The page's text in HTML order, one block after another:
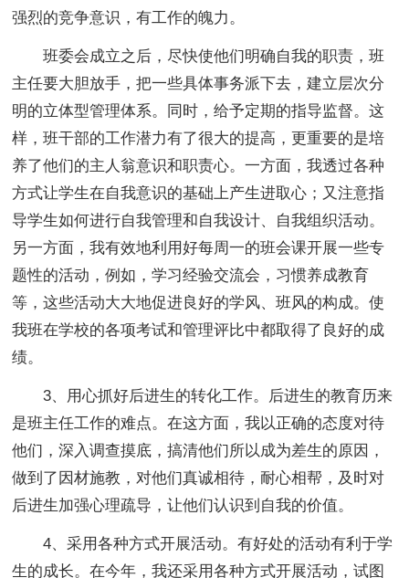
强烈的竞争意识，有工作的魄力。
班委会成立之后，尽快使他们明确自我的职责，班
主任要大胆放手，把一些具体事务派下去，建立层次分
明的立体型管理体系。同时，给予定期的指导监督。这
样，班干部的工作潜力有了很大的提高，更重要的是培
养了他们的主人翁意识和职责心。一方面，我透过各种
方式让学生在自我意识的基础上产生进取心；又注意指
导学生如何进行自我管理和自我设计、自我组织活动。
另一方面，我有效地利用好每周一的班会课开展一些专
题性的活动，例如，学习经验交流会，习惯养成教育
等，这些活动大大地促进良好的学风、班风的构成。使
我班在学校的各项考试和管理评比中都取得了良好的成
绩。
3、用心抓好后进生的转化工作。后进生的教育历来
是班主任工作的难点。在这方面，我以正确的态度对待
他们，深入调查摸底，搞清他们所以成为差生的原因，
做到了因材施教，对他们真诚相待，耐心相帮，及时对
后进生加强心理疏导，让他们认识到自我的价值。
4、采用各种方式开展活动。有好处的活动有利于学
生的成长。在今年，我还采用各种方式开展活动，试图